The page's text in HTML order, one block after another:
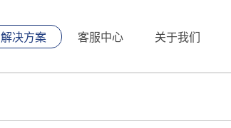
解决方案 客服中心 关于我们